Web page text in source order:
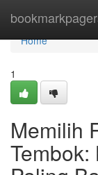
Home
Home
1
Memilih